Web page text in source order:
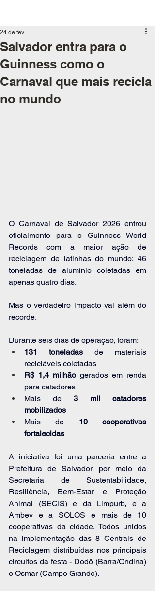
Salvador entra para o
Guinness como o
Carnaval que mais recicla
no mundo
24 de fev.
O Carnaval de Salvador 2026 entrou
oficialmente para o Guinness World
Records com a maior ação de
reciclagem de latinhas do mundo: 46
toneladas de alumínio coletadas em
apenas quatro dias.
Mas o verdadeiro impacto vai além do
recorde.
Durante seis dias de operação, foram:
131 toneladas de materiais
recicláveis coletadas
R$ 1,4 milhão gerados em renda
para catadores
Mais de 3 mil catadores
mobilizados
Mais de 10 cooperativas
fortalecidas
A iniciativa foi uma parceria entre a
Prefeitura de Salvador, por meio da
Secretaria de Sustentabilidade,
Resiliência, Bem-Estar e Proteção
Animal (SECIS) e da Limpurb, e a
Ambev e a SOLOS e mais de 10
cooperativas da cidade. Todos unidos
na implementação das 8 Centrais de
Reciclagem distribuídas nos principais
circuitos da festa - Dodô (Barra/Ondina)
e Osmar (Campo Grande).